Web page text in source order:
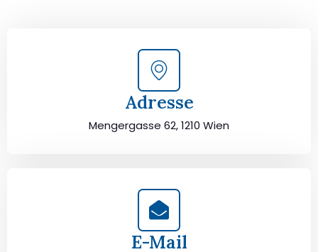
Adresse
Mengergasse 62, 1210 Wien
E-Mail